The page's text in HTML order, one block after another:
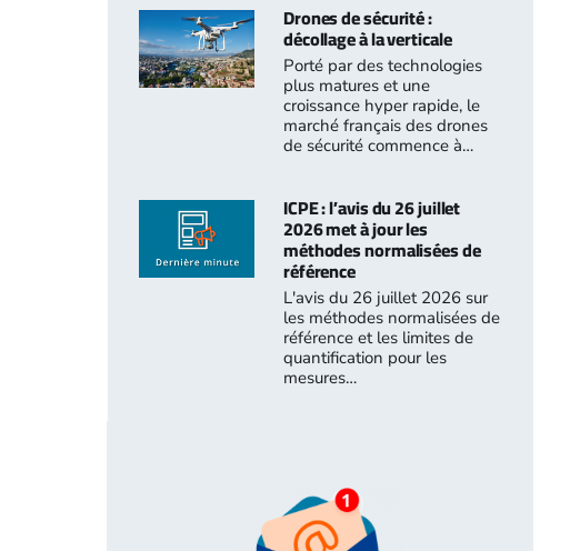
Drones de sécurité :
décollage à la verticale
Porté par des technologies
plus matures et une
croissance hyper rapide, le
marché français des drones
de sécurité commence à…
ICPE : l’avis du 26 juillet
2026 met à jour les
méthodes normalisées de
référence
L'avis du 26 juillet 2026 sur
les méthodes normalisées de
référence et les limites de
quantification pour les
mesures…